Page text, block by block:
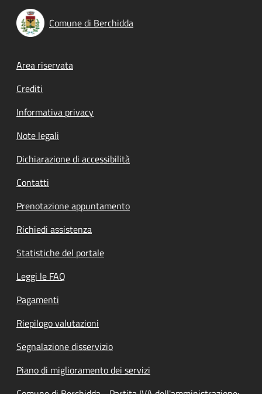
Comune di Berchidda
Footer menu
Area riservata
Crediti
Informativa privacy
Note legali
Dichiarazione di accessibilità
Contatti
Prenotazione appuntamento
Richiedi assistenza
Statistiche del portale
Leggi le FAQ
Pagamenti
Riepilogo valutazioni
Segnalazione disservizio
Piano di miglioramento dei servizi